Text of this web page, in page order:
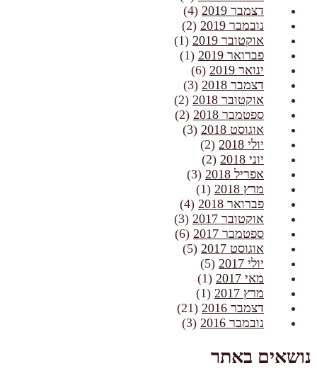
דצמבר 2019
(4)
נובמבר 2019
(2)
אוקטובר 2019
(1)
פברואר 2019
(1)
ינואר 2019
(6)
דצמבר 2018
(3)
אוקטובר 2018
(2)
ספטמבר 2018
(2)
אוגוסט 2018
(3)
יולי 2018
(2)
יוני 2018
(2)
אפריל 2018
(3)
מרץ 2018
(1)
פברואר 2018
(4)
אוקטובר 2017
(3)
ספטמבר 2017
(6)
אוגוסט 2017
(5)
יולי 2017
(5)
מאי 2017
(1)
מרץ 2017
(1)
דצמבר 2016
(21)
נובמבר 2016
(3)
נושאים באתר